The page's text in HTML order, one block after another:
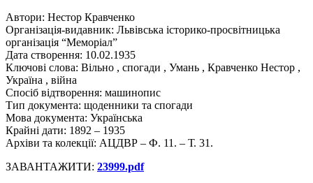
Автори: Нестор Кравченко
Організація-видавник: Львівська історико-просвітницька
організація “Меморіал”
Дата створення: 10.02.1935
Ключові слова: Вільно , спогади , Умань , Кравченко Нестор ,
Україна , війна
Спосіб відтворення: машинопис
Тип документа: щоденники та спогади
Мова документа: Українська
Крайні дати: 1892 – 1935
Архіви та колекції: АЦДВР – Ф. 11. – Т. 31.
ЗАВАНТАЖИТИ: 23999.pdf